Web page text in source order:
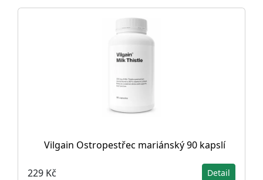
Vilgain Ostropestřec mariánský 90 kapslí
229 Kč Detail